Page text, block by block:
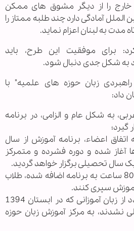
خارج را از دیگر مشوق های ممکن
آمادگی دارد چند طلبه ممتاز را
مدت به لبنان اعزام نماید.
برای موفقیت این طرح، باید
به شکل جدی دنبال شود.
زبان حوزه های علمیه" با
داد:
به شکل عام و الزامی، در برنامه
گیرد؛
اتفاق اعضاء، برنامه آموزش از سال
آغاز شده و دوره فشرده و متمرکز
سال تحصیلی برگزار خواهد گردید.
3. با موافقت اعضاء شورا 80 ساعت به برنامه اضافه شده، طلاب
4. فراگیری و امتحان مجدد از زبان آموزانی که در ابستان 1394
نشدند، به مرکز آموزش زبان حوزه